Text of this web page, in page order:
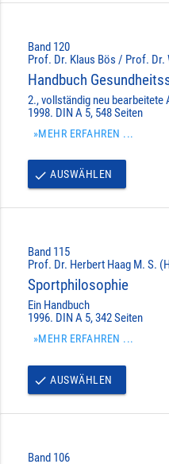
Band 120
Prof. Dr. Klaus Bös / Prof. Dr.
Handbuch
2., vollständig neu bearbeitete
1998. DIN A 5, 548 Seiten
»MEHR ERFAHREN ...
done AUSWÄHLEN
Band 115
Prof. Dr. Herbert Haag M. S.
Sportphilosophie
Ein Handbuch
1996. DIN A 5, 342 Seiten
»MEHR ERFAHREN ...
done AUSWÄHLEN
Band 106